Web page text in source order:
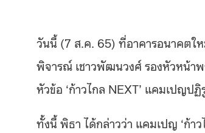
วันนี้ (7 ส.ค. 65) ที่อาคารอนาคตใ
พิจารณ์ เชาวพัฒนวงศ์ รองหัวหน้าพ
หัวข้อ ‘ก้าวไกล NEXT’ แคมเปญป
ทั้งนี้ พิธา ได้กล่าวว่า แคมเปญ ‘ก้า